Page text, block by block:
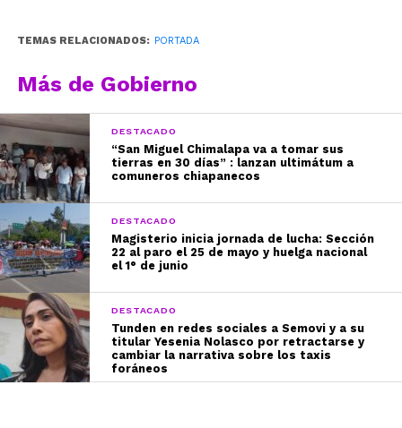
TEMAS RELACIONADOS: PORTADA
Más de Gobierno
DESTACADO
“San Miguel Chimalapa va a tomar sus
tierras en 30 días” : lanzan ultimátum a
comuneros chiapanecos
DESTACADO
Magisterio inicia jornada de lucha: Sección
22 al paro el 25 de mayo y huelga nacional
el 1° de junio
DESTACADO
Tunden en redes sociales a Semovi y a su
titular Yesenia Nolasco por retractarse y
cambiar la narrativa sobre los taxis
foráneos